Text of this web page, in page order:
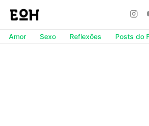
Amor Sexo Reflexões Posts do